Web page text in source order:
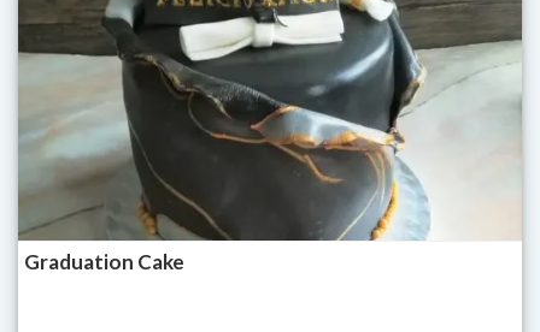
Graduation Cake